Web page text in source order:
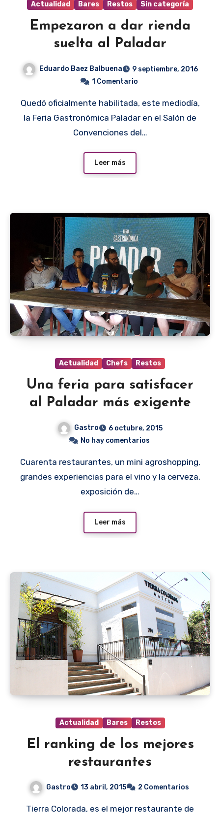
Actualidad Bares Restos Sin categoría
Empezaron a dar rienda
suelta al Paladar
Eduardo Baez Balbuena
9 septiembre, 2016
1 Comentario
Quedó oficialmente habilitada, este mediodía,
la Feria Gastronómica Paladar en el Salón de
Convenciones del…
Leer más
Actualidad Chefs Restos
Una feria para satisfacer
al Paladar más exigente
Gastro
6 octubre, 2015
No hay comentarios
Cuarenta restaurantes, un mini agroshopping,
grandes experiencias para el vino y la cerveza,
exposición de…
Leer más
Actualidad Bares Restos
El ranking de los mejores
restaurantes
Gastro 13 abril, 2015 2 Comentarios
Tierra Colorada, es el mejor restaurante de